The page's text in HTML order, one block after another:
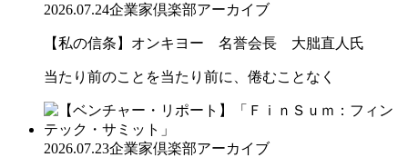
2026.07.24企業家倶楽部アーカイブ
【私の信条】オンキヨー 名誉会長 大朏直人氏
当たり前のことを当たり前に、倦むことなく
2026.07.23企業家倶楽部アーカイブ